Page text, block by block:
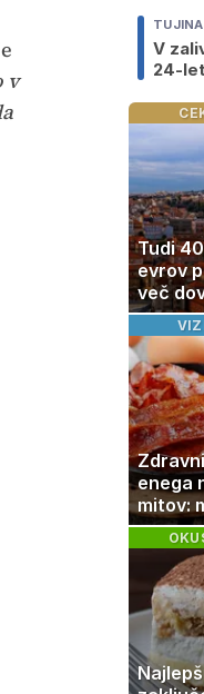
v
TUJINA
V
24-
Tudi
evrov
več
nakup
enega
mitov:
jetra
zaradi
živila,